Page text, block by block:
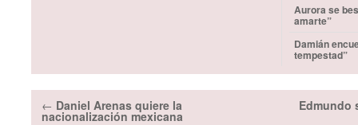
Aurora se
amarte”
Damián
tempestad”
← Daniel Arenas quiere la
nacionalización mexicana
Edmundo